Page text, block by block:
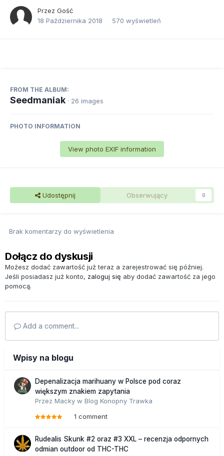
Przez Gość
18 Października 2018
570 wyświetleń
FROM THE ALBUM:
Seedmaniak · 26 images
PHOTO INFORMATION
View photo EXIF information
Udostępnij Obserwujący 0
Brak komentarzy do wyświetlenia
Dołącz do dyskusji
Możesz dodać zawartość już teraz a zarejestrować się później.
Jeśli posiadasz już konto, zaloguj się aby dodać zawartość za jego
pomocą.
Add a comment...
Wpisy na blogu
Depenalizacja marihuany w Polsce pod coraz
większym znakiem zapytania
Przez Macky w Blog Konopny Trawka
1 comment
Rudealis Skunk #2 oraz #3 XXL – recenzja odpornych
odmian outdoor od THC-THC